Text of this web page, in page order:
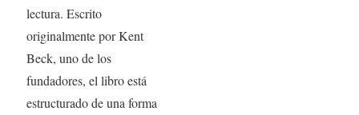
lectura. Escrito
originalmente por Kent
Beck, uno de los
fundadores, el libro está
estructurado de una forma